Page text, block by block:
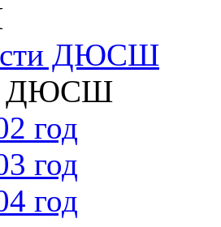
ДЮСШ
ДЮСШ
год
год
год